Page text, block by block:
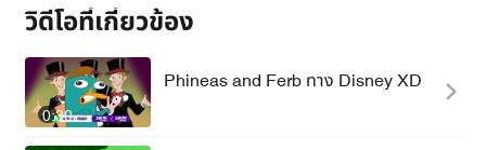
วิดีโอที่เกี่ยวข้อง
0:30
Phineas and Ferb ทาง Disney XD